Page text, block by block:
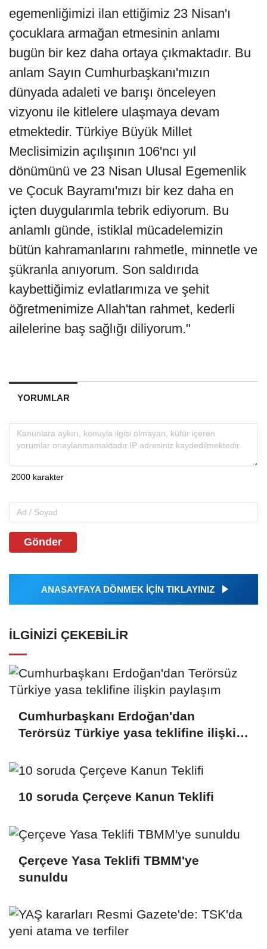
egemenliğimizi ilan ettiğimiz 23 Nisan'ı
çocuklara armağan etmesinin anlamı
bugün bir kez daha ortaya çıkmaktadır. Bu
anlam Sayın Cumhurbaşkanı'mızın
dünyada adaleti ve barışı önceleyen
vizyonu ile kitlelere ulaşmaya devam
etmektedir. Türkiye Büyük Millet
Meclisimizin açılışının 106'ncı yıl
dönümünü ve 23 Nisan Ulusal Egemenlik
ve Çocuk Bayramı'mızı bir kez daha en
içten duygularımla tebrik ediyorum. Bu
anlamlı günde, istiklal mücadelemizin
bütün kahramanlarını rahmetle, minnetle ve
şükranla anıyorum. Son saldırıda
kaybettiğimiz evlatlarımıza ve şehit
öğretmenimize Allah'tan rahmet, kederli
ailelerine baş sağlığı diliyorum."
YORUMLAR
Gönder
ANASAYFAYA DÖNMEK İÇİN TIKLAYINIZ
İLGINIZI ÇEKEBILIR
Cumhurbaşkanı Erdoğan'dan
Terörsüz Türkiye yasa teklifine ilişkin
10 soruda Çerçeve Kanun Teklifi
Çerçeve Yasa Teklifi TBMM'ye
sunuldu